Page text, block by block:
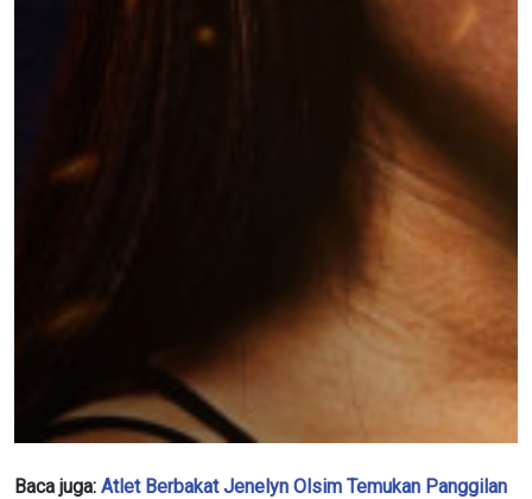
Baca juga: Atlet Berbakat Jenelyn Olsim Temukan Panggilan